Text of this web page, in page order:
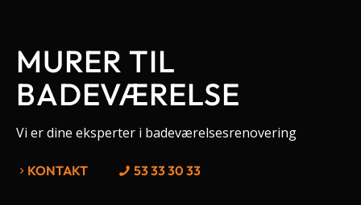
MURER TIL
BADEVÆRELSE
Vi er dine eksperter i badeværelsesrenovering
KONTAKT 53 33 30 33